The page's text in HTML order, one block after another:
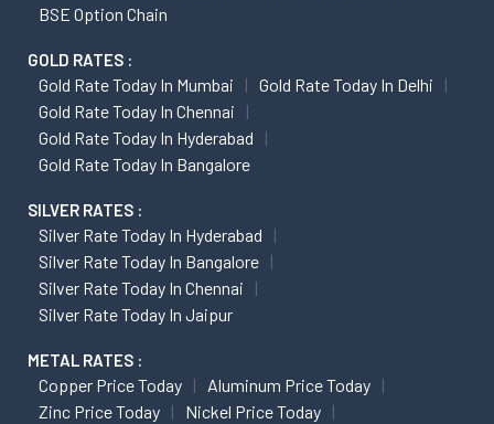
BSE Option Chain
GOLD RATES :
Gold Rate Today In Mumbai
Gold Rate Today In Delhi
Gold Rate Today In Chennai
Gold Rate Today In Hyderabad
Gold Rate Today In Bangalore
SILVER RATES :
Silver Rate Today In Hyderabad
Silver Rate Today In Bangalore
Silver Rate Today In Chennai
Silver Rate Today In Jaipur
METAL RATES :
Copper Price Today
Aluminum Price Today
Zinc Price Today
Nickel Price Today